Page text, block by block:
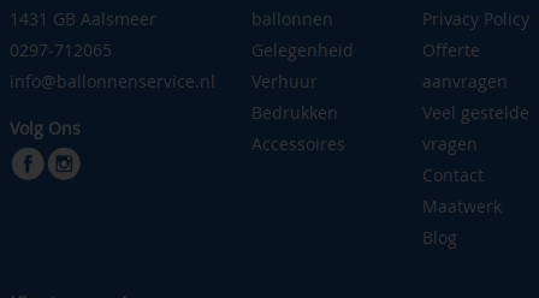
1431 GB Aalsmeer
0297-712065
info@ballonnenservice.nl
Volg Ons
ballonnen
Gelegenheid
Verhuur
Bedrukken
Accessoires
Privacy Policy
Offerte
aanvragen
Veel gestelde
vragen
Contact
Maatwerk
Blog